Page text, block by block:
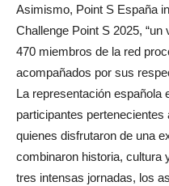
Asimismo, Point S España
Challenge Point S 2025,
470 miembros de la red
acompañados por sus
La representación española
participantes
quienes disfrutaron de una
combinaron historia, cultura
tres intensas jornadas, los